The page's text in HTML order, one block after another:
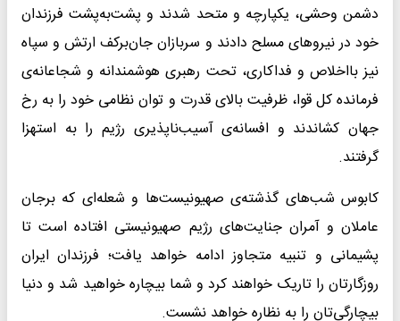
دشمن وحشی، یکپارچه و متحد شدند و پشت‌به‌پشت فرزندان
خود در نیروهای مسلح دادند و سربازان جان‌برکف ارتش و سپاه
نیز بااخلاص و فداکاری، تحت رهبری هوشمندانه و شجاعانه‌ی
فرمانده کل قوا، ظرفیت بالای قدرت و توان نظامی خود را به رخ
جهان کشاندند و افسانه‌ی آسیب‌ناپذیری رژیم را به استهزا
گرفتند.
کابوس شب‌های گذشته‌ی صهیونیست‌ها و شعله‌ای که برجان
عاملان و آمران جنایت‌های رژیم صهیونیستی افتاده است تا
پشیمانی و تنبیه متجاوز ادامه خواهد یافت؛ فرزندان ایران
روزگارتان را تاریک خواهند کرد و شما بیچاره خواهید شد و دنیا
بیچارگی‌تان را به نظاره خواهد نشست.